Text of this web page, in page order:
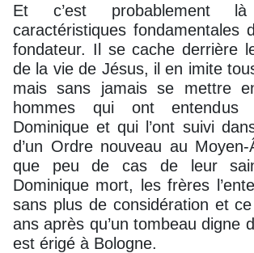
Et c’est probablement
caractéristiques fondamentales
fondateur. Il se cache derrière
de la vie de Jésus, il en imite
mais sans jamais se mettre
hommes qui ont
Dominique et qui l’ont suivi
d’un Ordre nouveau au Moyen-
que peu de cas de leur
Dominique mort, les frères
sans plus de considération et
ans après qu’un tombeau digne
est érigé à Bologne.